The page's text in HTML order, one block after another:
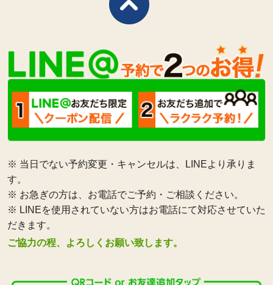
※ 当日でない予約変更・キャンセルは、LINEより承りま
す。
※ お急ぎの方は、お電話でご予約・ご相談ください。
※ LINEを使用されていない方はお電話にて対応させていた
だきます。
ご協力の程、よろしくお願い致します。